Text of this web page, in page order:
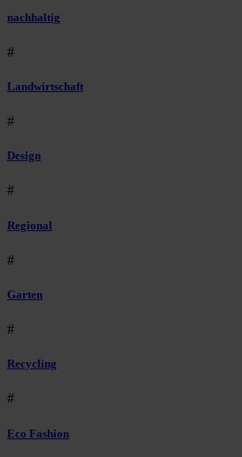
nachhaltig
#
Landwirtschaft
#
Design
#
Regional
#
Garten
#
Recycling
#
Eco Fashion